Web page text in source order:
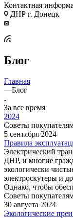
Контактная
ДНР г. Донецк
Блог
Главная
—Блог
За все время
2024
Советы
5 сентября 2024
Правила
Электрический
ДНР, и многие
экологически
электроскутеры и
Однако, чтобы
Советы
30 августа 2024
Экологические